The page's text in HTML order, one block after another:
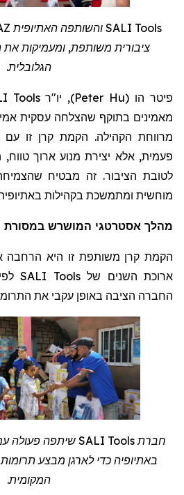
SALI Tools והשותפה האתיופית
ציבורית משותפת, ומעמיקות את
הגלובלית.
פיטר הו (
Peter Hu
), יו"רTools
מאמינים בתוקף שהצלחה עסקית
מרווחת הקהילה. הקמת קרן זו עם
פעמית, אלא יצירת מנוע ארוך טווח,
לטובת הציבור. זה מבטיח
מוחשית ומתמשכת בקהילות
מהלך אסטרטגי המושרש במסורת
הקמת קרן משותפת זו היא הרחבה
ארוכת השנים שלSALI Tools
החברה הציבה באופן עקבי את
חברתSALI Tools שיתפה פעולה
באתיופיה כדי לארגן מבצע
המקומית.